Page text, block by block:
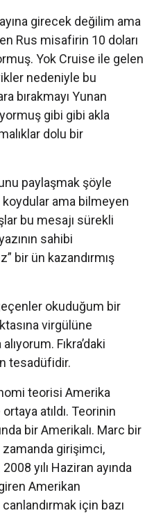
girecek değilim ama
Rus misafirin 10 doları
Yok Cruise ile gelen
nedeniyle bu
bırakmayı Yunan
gibi gibi akla
dolu bir
paylaşmak şöyle
ama bilmeyen
bu mesajı sürekli
sahibi
bir ün kazandırmış
okuduğum bir
virgülüne
Fıkra’daki
tesadüfidir.
teorisi Amerika
atıldı. Teorinin
bir Amerikalı. Marc bir
zamanda girişimci,
2008 yılı Haziran ayında
Amerikan
için bazı